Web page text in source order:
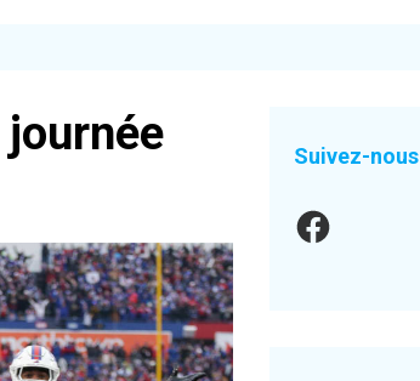
journée Suivez-nous
Facebook